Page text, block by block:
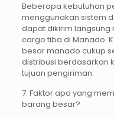
Beberapa kebutuhan
menggunakan sistem
dapat dikirim langsung
cargo tiba di Manado.
besar manado cukup
distribusi berdasarkan
tujuan pengiriman.
7. Faktor apa yang
barang besar?